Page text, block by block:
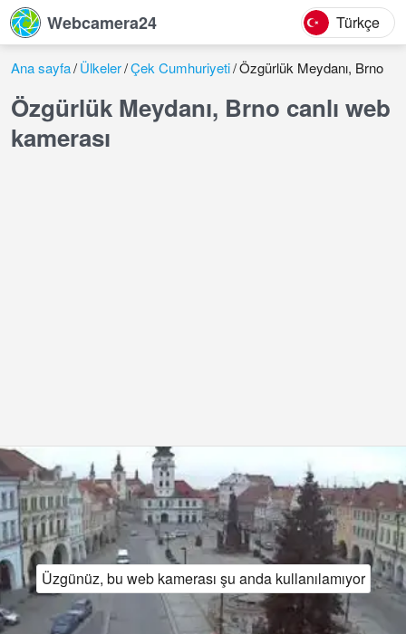
Webcamera24 Türkçe
Ana sayfa Ülkeler Çek Cumhuriyeti Özgürlük Meydanı, Brno
Özgürlük Meydanı, Brno canlı web
kamerası
Üzgünüz, bu web kamerası şu anda kullanılamıyor